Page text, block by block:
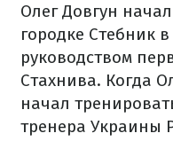
Олег Довгун
городке Стебник
руководством
Стахнива. Когда
начал
тренера Украины